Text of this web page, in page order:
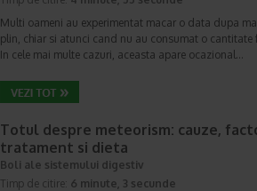
Multi oameni au experimentat macar o data dupa
plin, chiar si atunci cand nu au consumat o cantitate
In cele mai multe cazuri, aceasta apare ocazional…
Totul despre meteorism: cauze,
tratament si dieta
Boli ale sistemului digestiv
Timp de citire: 6 minute, 3 secunde